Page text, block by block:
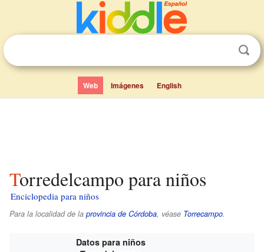
Web Imágenes English
Torredelcampo para niños
Enciclopedia para niños
Para la localidad de la provincia de Córdoba, véase Torrecampo.
Datos para niños